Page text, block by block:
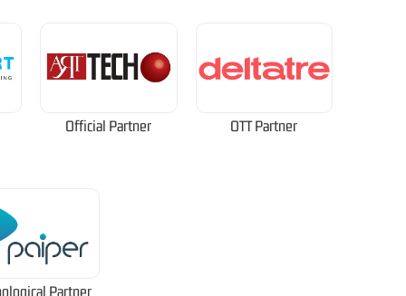
Official Partner OTT Partner
Partner